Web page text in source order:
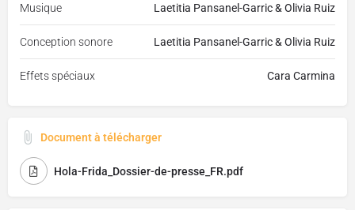
Musique Laetitia Pansanel-Garric & Olivia Ruiz
Conception sonore Laetitia Pansanel-Garric & Olivia Ruiz
Effets spéciaux Cara Carmina
Document à télécharger
Hola-Frida_Dossier-de-presse_FR.pdf